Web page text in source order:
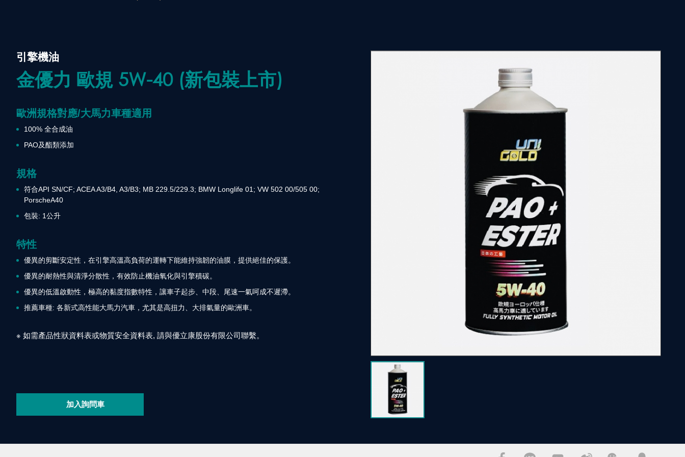
引擎機油
金優力 歐規 5W-40 (新包裝上市)
歐洲規格對應/大馬力車種適用
100% 全合成油
PAO及酯類添加
規格
符合API SN/CF; ACEA A3/B4, A3/B3; MB 229.5/229.3; BMW Longlife 01; VW 502 00/505 00;
PorscheA40
包裝: 1公升
特性
優異的剪斷安定性，在引擎高溫高負荷的運轉下能維持強韌的油膜，提供絕佳的保護。
優異的耐熱性與清淨分散性，有效防止機油氧化與引擎積碳。
優異的低溫啟動性，極高的黏度指數特性，讓車子起步、中段、尾速一氣呵成不遲滯。
推薦車種: 各新式高性能大馬力汽車，尤其是高扭力、大排氣量的歐洲車。
※ 如需產品性狀資料表或物質安全資料表, 請與優立康股份有限公司聯繫。
加入詢問車